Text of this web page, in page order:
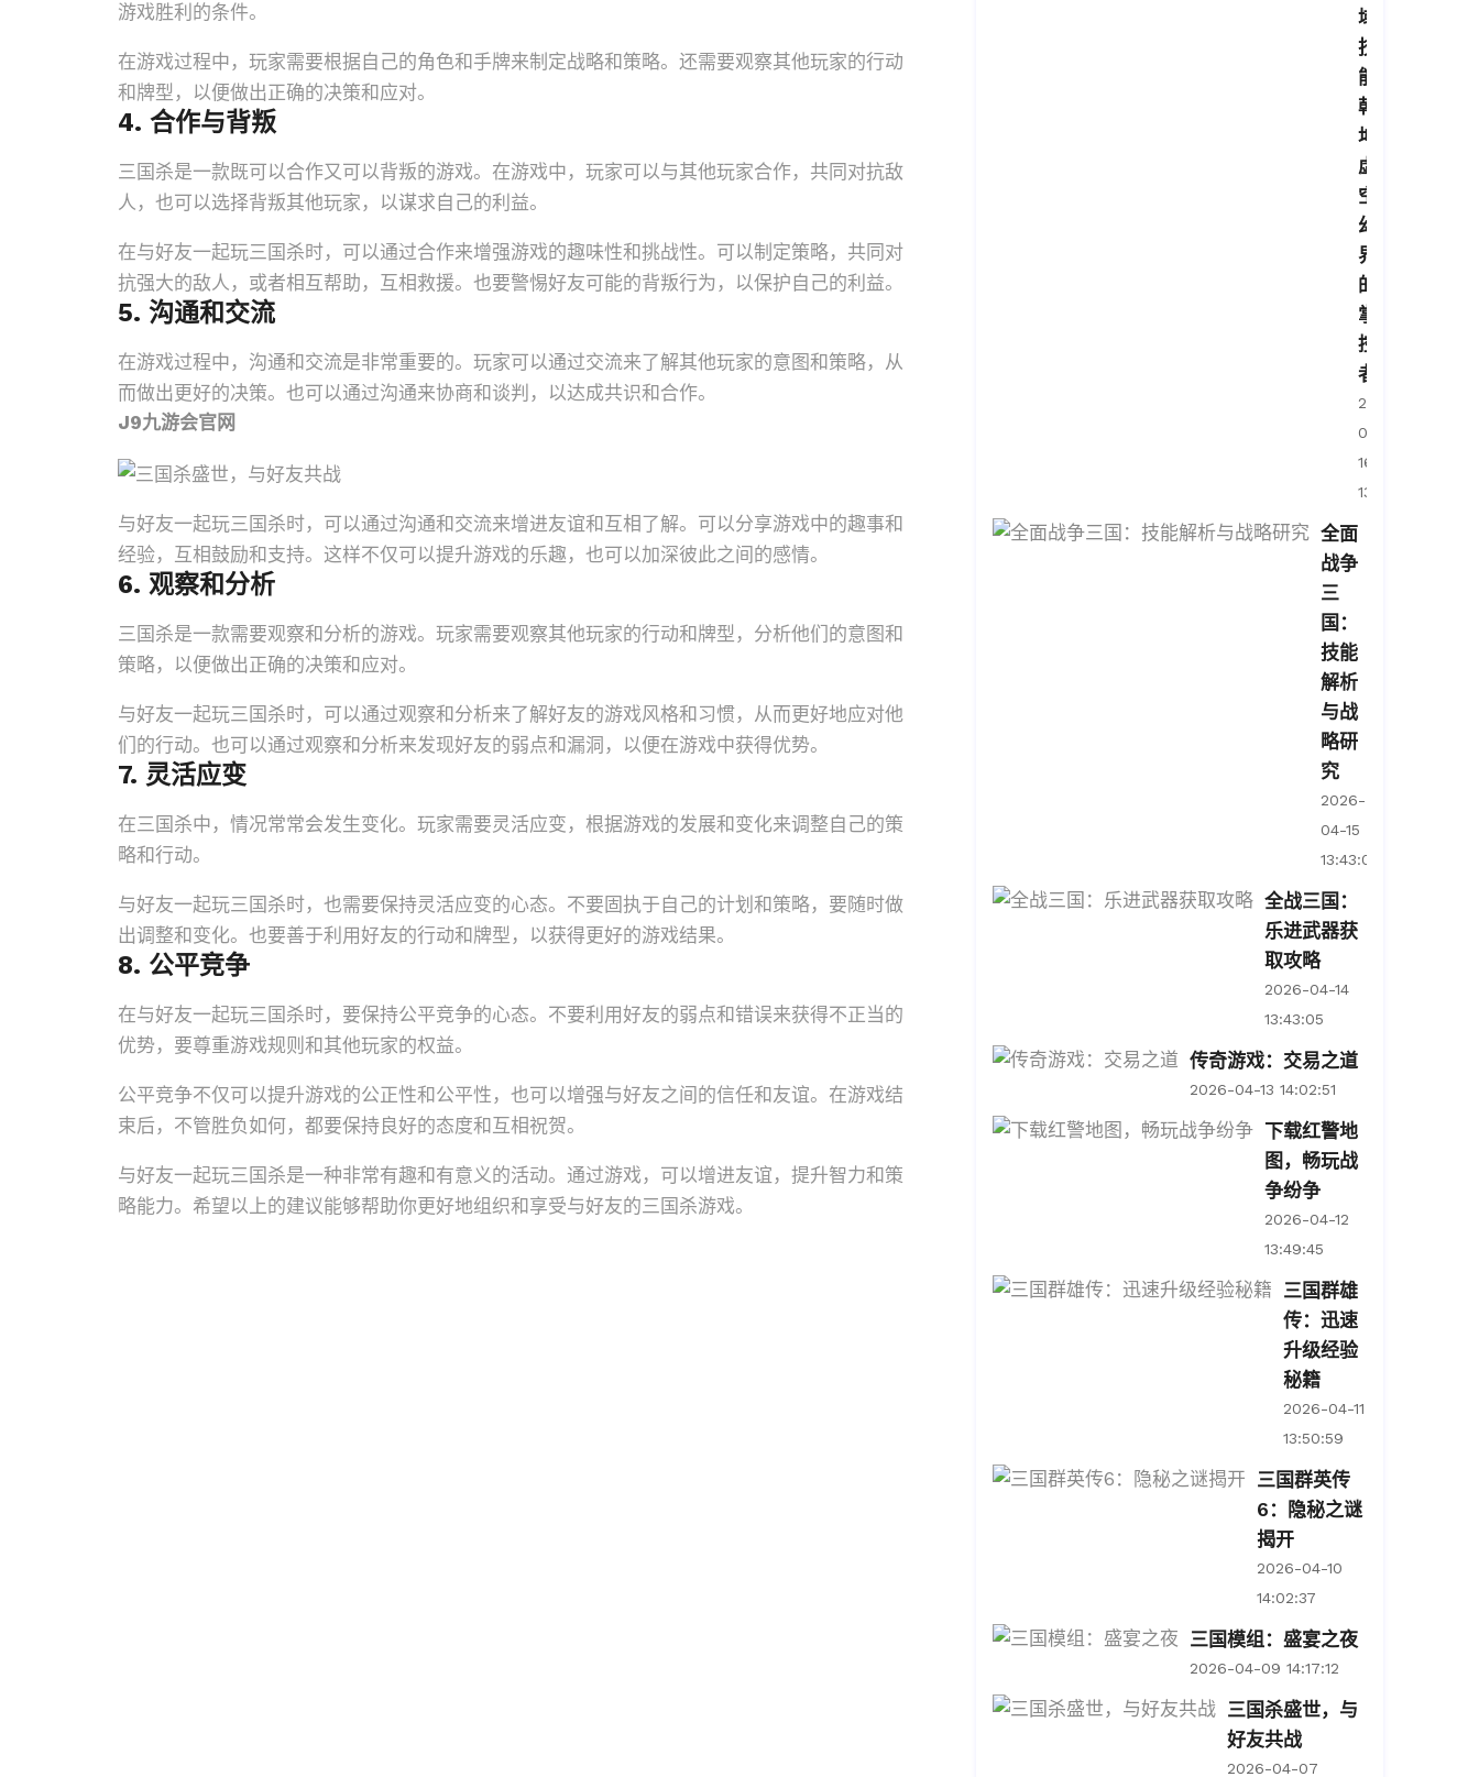
游戏胜利的条件。
在游戏过程中，玩家需要根据自己的角色和手牌来制定战略和策略。还需要观察其他玩家的行动
和牌型，以便做出正确的决策和应对。
4. 合作与背叛
三国杀是一款既可以合作又可以背叛的游戏。在游戏中，玩家可以与其他玩家合作，共同对抗敌
人，也可以选择背叛其他玩家，以谋求自己的利益。
在与好友一起玩三国杀时，可以通过合作来增强游戏的趣味性和挑战性。可以制定策略，共同对
抗强大的敌人，或者相互帮助，互相救援。也要警惕好友可能的背叛行为，以保护自己的利益。
5. 沟通和交流
在游戏过程中，沟通和交流是非常重要的。玩家可以通过交流来了解其他玩家的意图和策略，从
而做出更好的决策。也可以通过沟通来协商和谈判，以达成共识和合作。
J9九游会官网
与好友一起玩三国杀时，可以通过沟通和交流来增进友谊和互相了解。可以分享游戏中的趣事和
经验，互相鼓励和支持。这样不仅可以提升游戏的乐趣，也可以加深彼此之间的感情。
6. 观察和分析
三国杀是一款需要观察和分析的游戏。玩家需要观察其他玩家的行动和牌型，分析他们的意图和
策略，以便做出正确的决策和应对。
与好友一起玩三国杀时，可以通过观察和分析来了解好友的游戏风格和习惯，从而更好地应对他
们的行动。也可以通过观察和分析来发现好友的弱点和漏洞，以便在游戏中获得优势。
7. 灵活应变
在三国杀中，情况常常会发生变化。玩家需要灵活应变，根据游戏的发展和变化来调整自己的策
略和行动。
与好友一起玩三国杀时，也需要保持灵活应变的心态。不要固执于自己的计划和策略，要随时做
出调整和变化。也要善于利用好友的行动和牌型，以获得更好的游戏结果。
8. 公平竞争
在与好友一起玩三国杀时，要保持公平竞争的心态。不要利用好友的弱点和错误来获得不正当的
优势，要尊重游戏规则和其他玩家的权益。
公平竞争不仅可以提升游戏的公正性和公平性，也可以增强与好友之间的信任和友谊。在游戏结
束后，不管胜负如何，都要保持良好的态度和互相祝贺。
与好友一起玩三国杀是一种非常有趣和有意义的活动。通过游戏，可以增进友谊，提升智力和策
略能力。希望以上的建议能够帮助你更好地组织和享受与好友的三国杀游戏。
域：
技
能
乾
坤，
虚
空
幻
界
的
掌
控
者
2026-
04-
16
13:46:02
全面
战争
三
国：
技能
解析
与战
略研
究
2026-
04-15
13:43:00
全战三国：
乐进武器获
取攻略
2026-04-14
13:43:05
传奇游戏：交易之道
2026-04-13 14:02:51
下载红警地
图，畅玩战
争纷争
2026-04-12
13:49:45
三国群雄
传：迅速
升级经验
秘籍
2026-04-11
13:50:59
三国群英传
6：隐秘之谜
揭开
2026-04-10
14:02:37
三国模组：盛宴之夜
2026-04-09 14:17:12
三国杀盛世，与
好友共战
2026-04-07